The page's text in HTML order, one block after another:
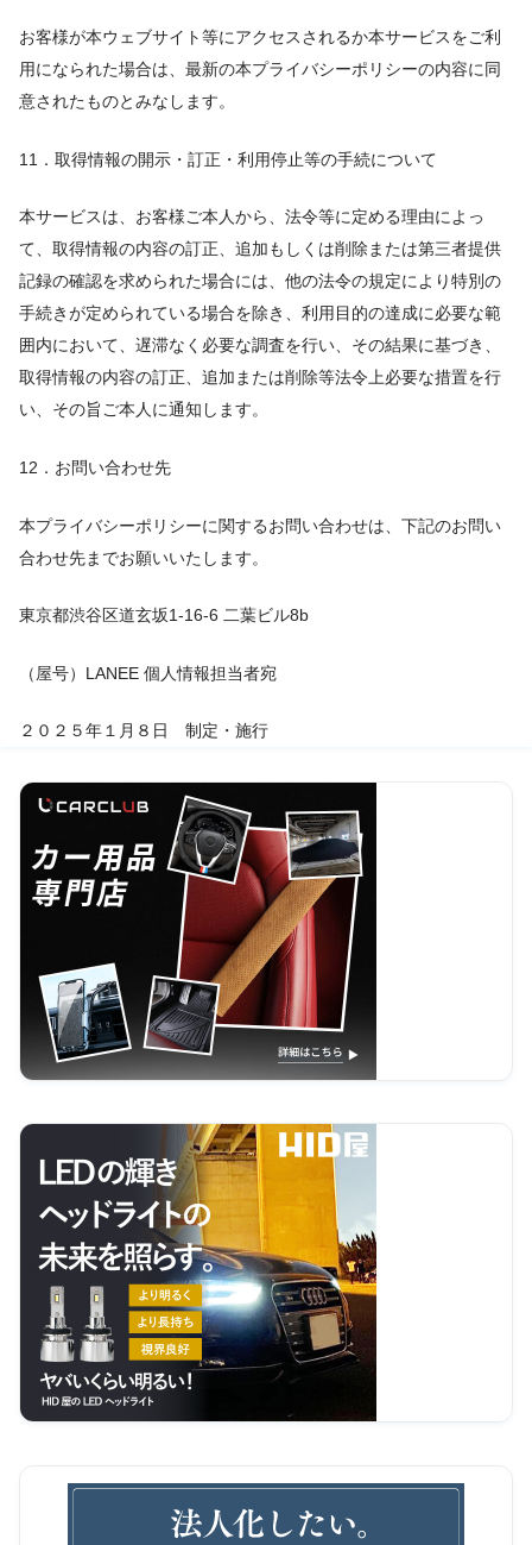
お客様が本ウェブサイト等にアクセスされるか本サービスをご利
用になられた場合は、最新の本プライバシーポリシーの内容に同
意されたものとみなします。
11．取得情報の開示・訂正・利用停止等の手続について
本サービスは、お客様ご本人から、法令等に定める理由によっ
て、取得情報の内容の訂正、追加もしくは削除または第三者提供
記録の確認を求められた場合には、他の法令の規定により特別の
手続きが定められている場合を除き、利用目的の達成に必要な範
囲内において、遅滞なく必要な調査を行い、その結果に基づき、
取得情報の内容の訂正、追加または削除等法令上必要な措置を行
い、その旨ご本人に通知します。
12．お問い合わせ先
本プライバシーポリシーに関するお問い合わせは、下記のお問い
合わせ先までお願いいたします。
東京都渋谷区道玄坂1-16-6 二葉ビル8b
（屋号）LANEE 個人情報担当者宛
２０２５年１月８日 制定・施行